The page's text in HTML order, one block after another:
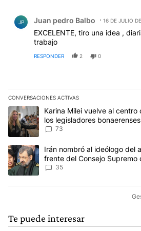
JP Juan pedro Balbo 16 DE JULIO
EXCELENTE, tiro una idea ,
trabajo
RESPONDER 2 0
CONVERSACIONES ACTIVAS
Este listado muestra los artículos con
Un artículo de tendencia con el título
Karina Milei vuelve al centro
los legisladores
para 2027
73
Un artículo de tendencia con el título
Irán nombró al ideólogo del
frente del Consejo
35